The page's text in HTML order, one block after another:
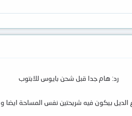
رد: هام جدا قبل شحن بايوس للابتوب
الديل بيكون فيه شريحتين نفس المساحة